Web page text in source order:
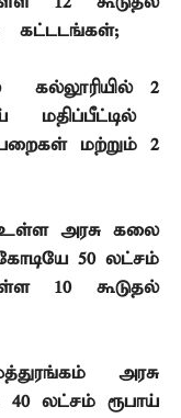
;
கல்லூரியில் 2
மற்றும்2
உள்ள அரசு கலை
50லட்சம்
10கூடுதல்
அரசு
40லட்சம் ரூபாய்